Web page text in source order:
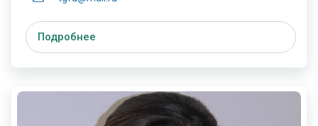
Подробнее